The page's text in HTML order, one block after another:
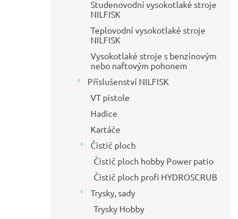
Studenovodní vysokotlaké stroje
NILFISK
Teplovodní vysokotlaké stroje
NILFISK
Vysokotlaké stroje s benzínovým
nebo naftovým pohonem
Příslušenství NILFISK
VT pistole
Hadice
Kartáče
Čistič ploch
Čistič ploch hobby Power patio
Čistič ploch profi HYDROSCRUB
Trysky, sady
Trysky Hobby